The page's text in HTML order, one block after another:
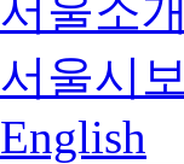
서울소개
서울시보
English